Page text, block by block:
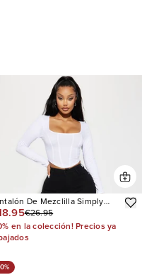
De Mezclilla Simply
Stretch Straight
€26.95
en la colección! Precios ya